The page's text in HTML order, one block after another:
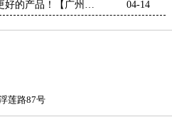
好的产品！【广州奇
04-14
莲路87号